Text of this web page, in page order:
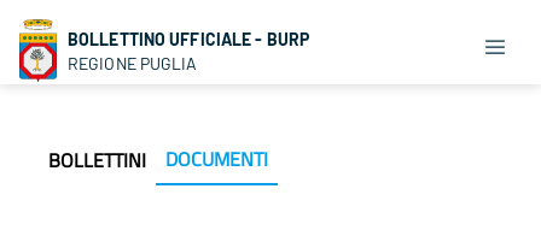
BOLLETTINO UFFICIALE - BURP
REGIONE PUGLIA
BOLLETTINI DOCUMENTI